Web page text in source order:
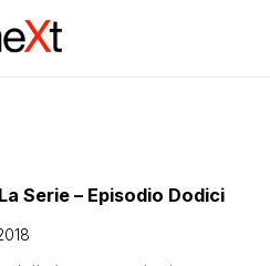
Serie – Episodio Dodici